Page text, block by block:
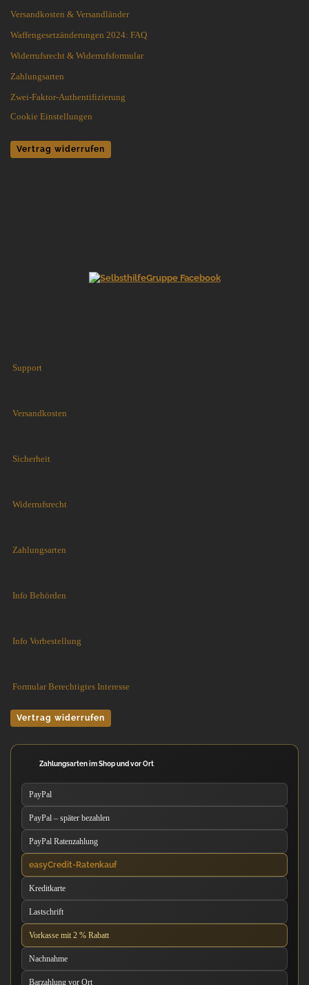
Versandkosten & Versandländer
Waffengesetzänderungen 2024: FAQ
Widerrufsrecht & Widerrufsformular
Zahlungsarten
Zwei-Faktor-Authentifizierung
Cookie Einstellungen
Vertrag widerrufen
Support
Versandkosten
Sicherheit
Widerrufsrecht
Zahlungsarten
Info Behörden
Info Vorbestellung
Formular Berechtigtes Interesse
Vertrag widerrufen
Zahlungsarten im Shop und vor Ort
PayPal
PayPal – später bezahlen
PayPal Ratenzahlung
easyCredit-Ratenkauf
Kreditkarte
Lastschrift
Vorkasse mit 2 % Rabatt
Nachnahme
Barzahlung vor Ort